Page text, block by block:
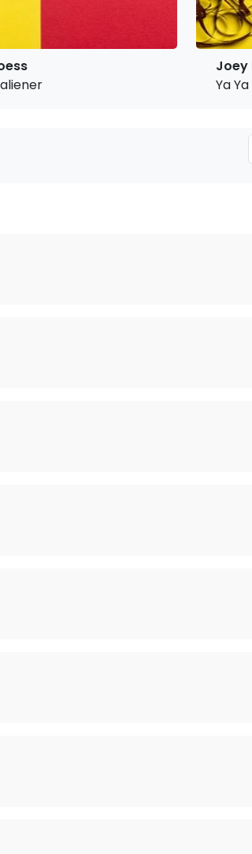
Joey
Ya Ya